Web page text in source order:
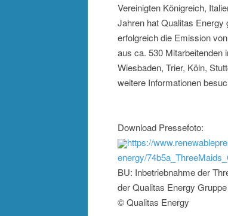
Vereinigten Königreich,
Jahren hat Qualitas Energy
erfolgreich die Emission
aus ca. 530 Mitarbeitenden
Wiesbaden, Trier, Köln,
weitere Informationen
Download Pressefoto:
https://
energy/
BU: Inbetriebnahme der
der Qualitas Energy Gruppe
© Qualitas Energy